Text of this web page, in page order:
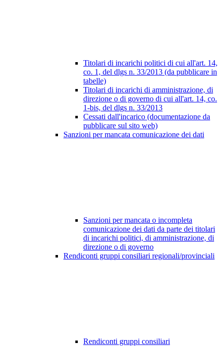
Titolari di incarichi politici di cui all'art. 14,
co. 1, del dlgs n. 33/2013 (da pubblicare in
tabelle)
Titolari di incarichi di amministrazione, di
direzione o di governo di cui all'art. 14, co.
1-bis, del dlgs n. 33/2013
Cessati dall'incarico (documentazione da
pubblicare sul sito web)
Sanzioni per mancata comunicazione dei dati
Sanzioni per mancata o incompleta
comunicazione dei dati da parte dei titolari
di incarichi politici, di amministrazione, di
direzione o di governo
Rendiconti gruppi consiliari regionali/provinciali
Rendiconti gruppi consiliari